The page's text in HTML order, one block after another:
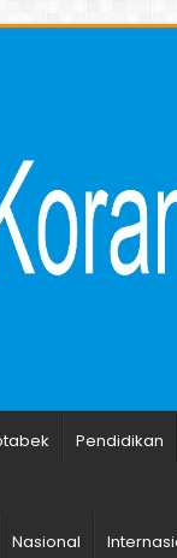
Pendidikan
Nasional